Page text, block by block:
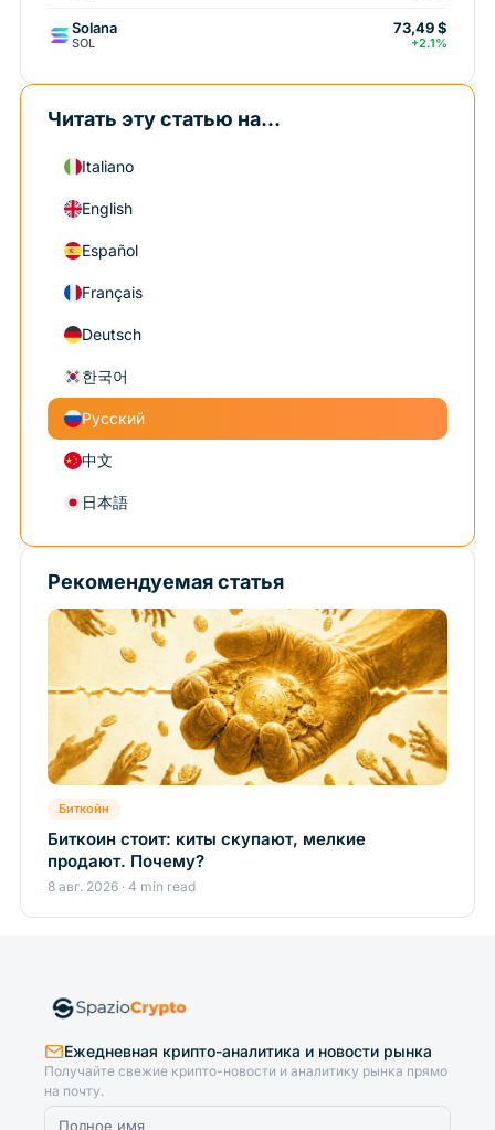
Solana
SOL
73,49 $
+2.1%
Читать эту статью на...
Italiano
English
Español
Français
Deutsch
한국어
Русский
中文
日本語
Рекомендуемая статья
Биткойн
Биткоин стоит: киты скупают, мелкие
продают. Почему?
8 авг. 2026 · 4 min read
Ежедневная крипто-аналитика и новости рынка
Получайте свежие крипто-новости и аналитику рынка прямо
на почту.